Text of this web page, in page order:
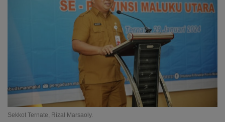
Sekkot Ternate, Rizal Marsaoly.